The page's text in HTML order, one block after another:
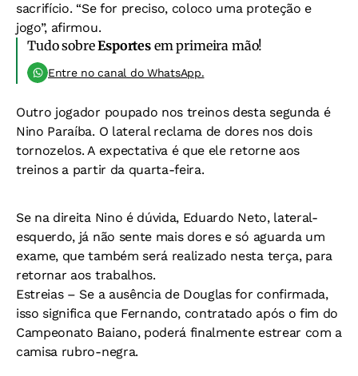
sacrifício. “Se for preciso, coloco uma proteção e
jogo”, afirmou.
Tudo sobreEsportesem primeira mão!
Entre no canal do WhatsApp.
Outro jogador poupado nos treinos desta segunda é
Nino Paraíba. O lateral reclama de dores nos dois
tornozelos. A expectativa é que ele retorne aos
treinos a partir da quarta-feira.
Se na direita Nino é dúvida, Eduardo Neto, lateral-
esquerdo, já não sente mais dores e só aguarda um
exame, que também será realizado nesta terça, para
retornar aos trabalhos.
Estreias – Se a ausência de Douglas for confirmada,
isso significa que Fernando, contratado após o fim do
Campeonato Baiano, poderá finalmente estrear com a
camisa rubro-negra.